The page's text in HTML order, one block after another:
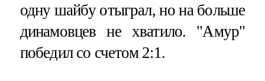
одну шайбу отыграл, но на больше
динамовцев не хватило. "Амур"
победил со счетом 2:1.